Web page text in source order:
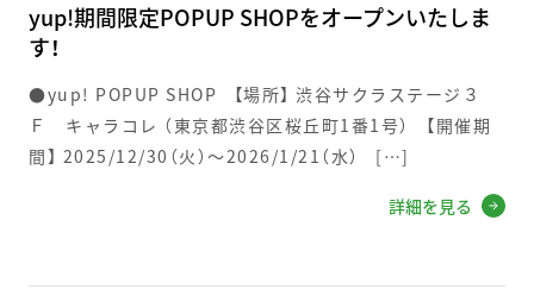
yup!期間限定POPUP SHOPをオープンいたしま
す！
●yup! POPUP SHOP 【場所】 渋谷サクラステージ３
Ｆ キャラコレ （東京都渋谷区桜丘町1番1号） 【開催期
間】 2025/12/30（火）～2026/1/21（水） […]
詳細を見る